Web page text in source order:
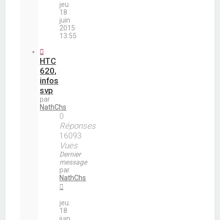
jeu.
18
juin
2015
13:55
HTC
620,
infos
svp
par
NathChs
0
Réponses
16093
Vues
Dernier
message
par
NathChs
jeu.
18